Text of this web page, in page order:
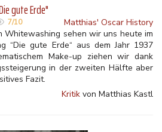
gute Erde"
7/10
Matthias' Oscar History
Whitewashing sehen wir uns heute im
“Die gute Erde“ aus dem Jahr 1937
Make-up ziehen wir dank
in der zweiten Hälfte aber
Fazit.
Kritik von Matthias Kastl